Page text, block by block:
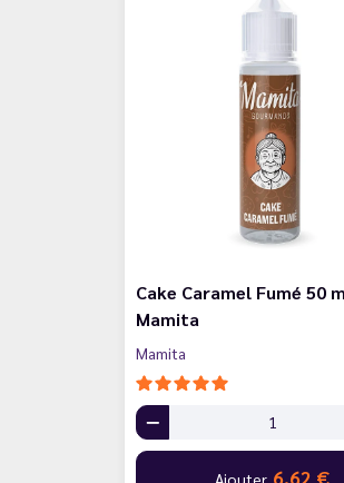
Cake Caramel Fumé 50
Mamita
Mamita
Ajouter 6,62 €